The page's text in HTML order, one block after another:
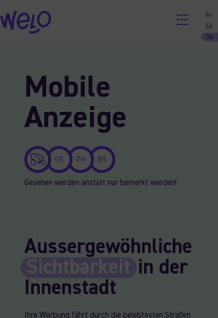
content
Fr
En
De
Mobile
Anzeige
GE ZH BS
Gesehen werden anstatt nur bemerkt werden!
Aussergewöhnliche
Sichtbarkeit in der
Innenstadt
Ihre Werbung fährt durch die belebtesten Straßen